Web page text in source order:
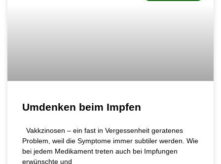
Umdenken beim Impfen
Vakkzinosen – ein fast in Vergessenheit geratenes
Problem, weil die Symptome immer subtiler werden. Wie
bei jedem Medikament treten auch bei Impfungen
erwünschte und